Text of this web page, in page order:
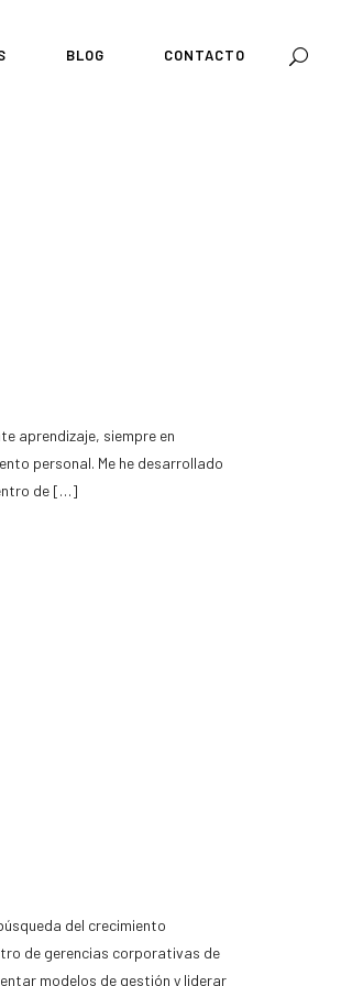
BLOG CONTACTO
de […]
del crecimiento
de gerencias corporativas de
modelos de gestión y liderar